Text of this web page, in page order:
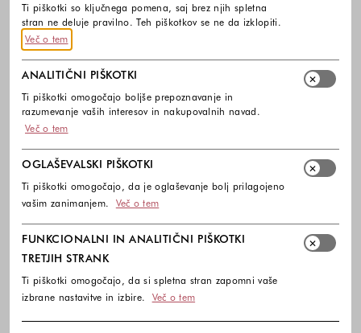
Ti piškotki so ključnega pomena, saj brez njih spletna
stran ne deluje pravilno. Teh piškotkov se ne da izklopiti.
Več o tem
ANALITIČNI PIŠKOTKI
Ti piškotki omogočajo boljše prepoznavanje in
razumevanje vaših interesov in nakupovalnih navad.
Več o tem
OGLAŠEVALSKI PIŠKOTKI
Ti piškotki omogočajo, da je oglaševanje bolj prilagojeno
vašim zanimanjem.
Več o tem
FUNKCIONALNI IN ANALITIČNI PIŠKOTKI
TRETJIH STRANK
Ti piškotki omogočajo, da si spletna stran zapomni vaše
izbrane nastavitve in izbire.
Več o tem